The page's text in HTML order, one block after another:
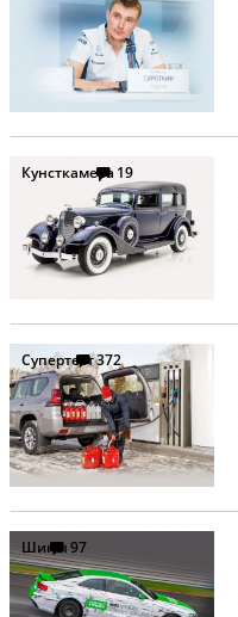
Кунсткамера 19
Супертест372
Шины97